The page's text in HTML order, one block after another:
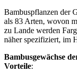
Bambuspflanzen der
als 83 Arten, wovon
zu Lande werden
näher spezifiziert, im
Bambusgewächse
Vorteile: